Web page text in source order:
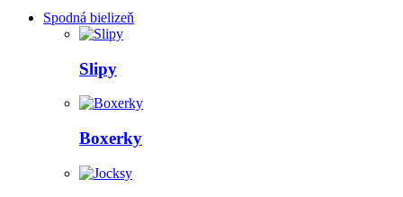
Spodná bielizeň
Slipy
Boxerky